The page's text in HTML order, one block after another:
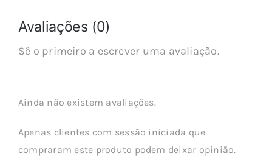
Avaliações (0)
Sê o primeiro a escrever uma avaliação.
Ainda não existem avaliações.
Apenas clientes com sessão iniciada que
compraram este produto podem deixar opinião.